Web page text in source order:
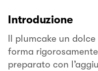
Introduzione
Il plumcake un
forma
preparato con